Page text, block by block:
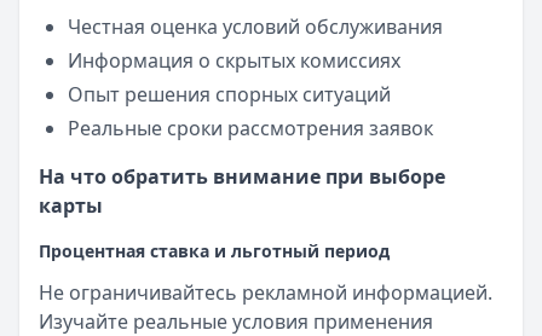
Честная оценка условий обслуживания
Информация о скрытых комиссиях
Опыт решения спорных ситуаций
Реальные сроки рассмотрения заявок
На что обратить внимание при выборе
карты
Процентная ставка и льготный период
Не ограничивайтесь рекламной информацией.
Изучайте реальные условия применения